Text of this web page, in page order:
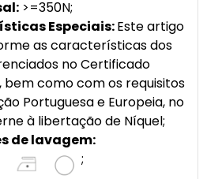
>=350N;
Especiais:Este artigo
as características dos
no Certificado
bem como com os requisitos
Portuguesa e Europeia, no
à libertação de Níquel;
de lavagem:
;